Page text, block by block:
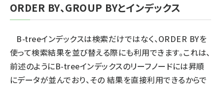
ORDER BY、GROUP BYとインデックス
B-treeインデックスは検索だけではなく、ORDER BYを
使って検索結果を並び替える際にも利用できます。これは、
前述のようにB-treeインデックスのリーフノードには昇順
にデータが並んでおり、その 結果を直接利用できるからで